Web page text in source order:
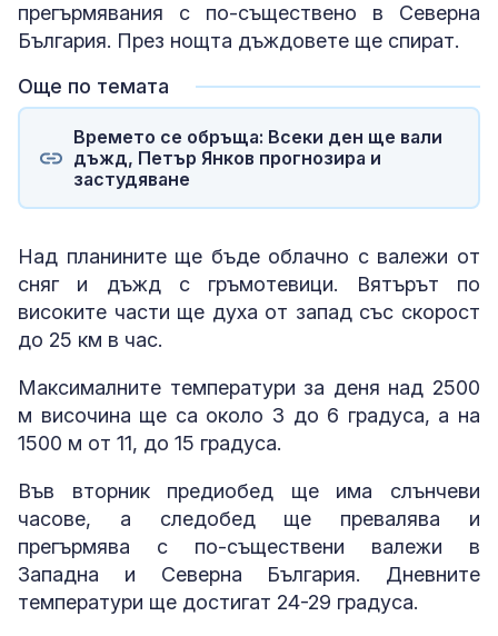
прегърмявания с по-съществено в Северна
България. През нощта дъждовете ще спират.
Още по темата
Времето се обръща: Всеки ден ще вали
дъжд, Петър Янков прогнозира и
застудяване
Над планините ще бъде облачно с валежи от
сняг и дъжд с гръмотевици. Вятърът по
високите части ще духа от запад със скорост
до 25 км в час.
Максималните температури за деня над 2500
м височина ще са около 3 до 6 градуса, а на
1500 м от 11, до 15 градуса.
Във вторник предиобед ще има слънчеви
часове, а следобед ще превалява и
прегърмява с по-съществени валежи в
Западна и Северна България. Дневните
температури ще достигат 24-29 градуса.